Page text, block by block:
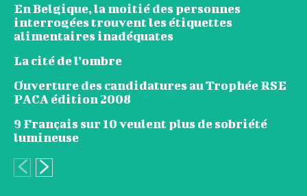
En Belgique, la moitié des personnes
interrogées trouvent les étiquettes
alimentaires inadéquates
La cité de l’ombre
Ouverture des candidatures au Trophée RSE
PACA édition 2008
9 Français sur 10 veulent plus de sobriété
lumineuse